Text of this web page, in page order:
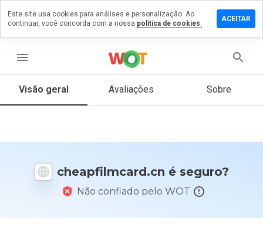
menu
Visão geral Avaliações Sobre
cheapfilmcard.cn é seguro?
Não confiado pelo WOT
um
em
De 1
nota
Este site usa cookies para análises e personalização. Ao
continuar, você concorda com a nossa política de cookies.
ACEITAR